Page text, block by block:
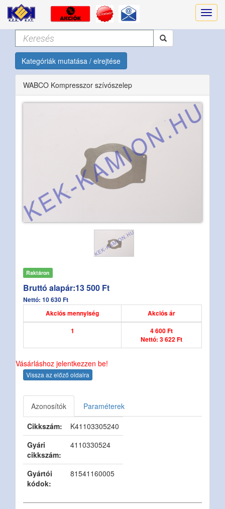
Kategóriák mutatása / elrejtése
WABCO Kompresszor szívószelep
Raktáron
Bruttó alapár:13 500 Ft
Nettó: 10 630 Ft
Akciós mennyiség
Akciós ár
1
4 600 Ft
Nettó: 3 622 Ft
Vásárláshoz jelentkezzen be!
Vissza az előző oldalra
Azonosítók
Paraméterek
Cikkszám:
K41103305240
Gyári
cikkszám:
4110330524
Gyártói
kódok:
81541160005